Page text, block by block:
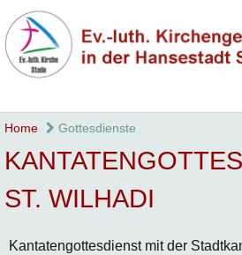
Home Gottesdienste
ST. WILHADI
Kantatengottesdienst mit der